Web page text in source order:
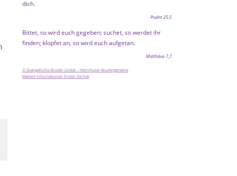
dich.
Psalm 25,5
Bittet, so wird euch gegeben; suchet, so werdet ihr
finden; klopfet an, so wird euch aufgetan.
Matthäus 7,7
© Evangelische Brüder-Unität – Herrnhuter Brüdergemeine
Weitere Informationen finden Sie hier